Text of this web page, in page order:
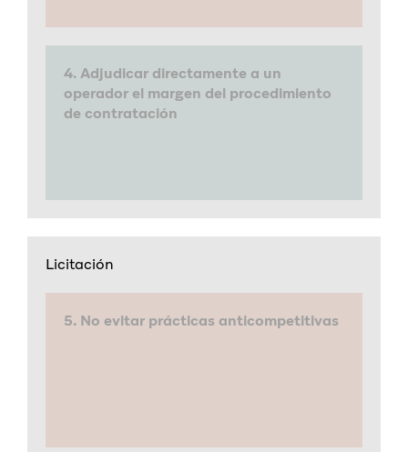
4. Adjudicar directamente a un
operador el margen del procedimiento
de contratación
Licitación
5. No evitar prácticas anticompetitivas